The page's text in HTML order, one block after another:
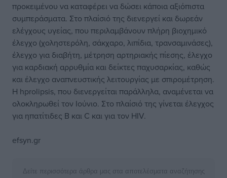
προκειμένου να καταφέρει να δώσει κάποια αξιόπιστα
συμπεράσματα. Στο πλαίσιό της διενεργεί και δωρεάν
ελέγχους υγείας, που περιλαμβάνουν πλήρη βιοχημικό
έλεγχο (χοληστερόλη, σάκχαρο, λιπίδια, τρανσαμινάσες),
έλεγχο για διαβήτη, μέτρηση αρτηριακής πίεσης, έλεγχο
για καρδιακή αρρυθμία και δείκτες παχυσαρκίας, καθώς
και έλεγχο αναπνευστικής λειτουργίας με σπιρομέτρηση.
H hprolipsis, που διενεργείται παράλληλα, αναμένεται να
ολοκληρωθεί τον Ιούνιο. Στο πλαίσιό της γίνεται έλεγχος
για ηπατίτιδες B και C και για τον HIV.
efsyn.gr
Δείτε περισσότερα άρθρα μας στα αποτελέσματα αναζήτησης